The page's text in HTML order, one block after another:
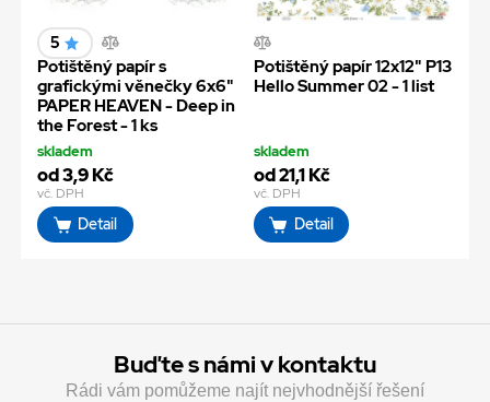
5
Potištěný papír s
grafickými věnečky 6x6"
PAPER HEAVEN - Deep in
the Forest - 1 ks
skladem
od 3,9 Kč
vč. DPH
Detail
Potištěný papír 12x12" P13
Hello Summer 02 - 1 list
skladem
od 21,1 Kč
vč. DPH
Detail
Buďte s námi v kontaktu
Rádi vám pomůžeme najít nejvhodnější řešení